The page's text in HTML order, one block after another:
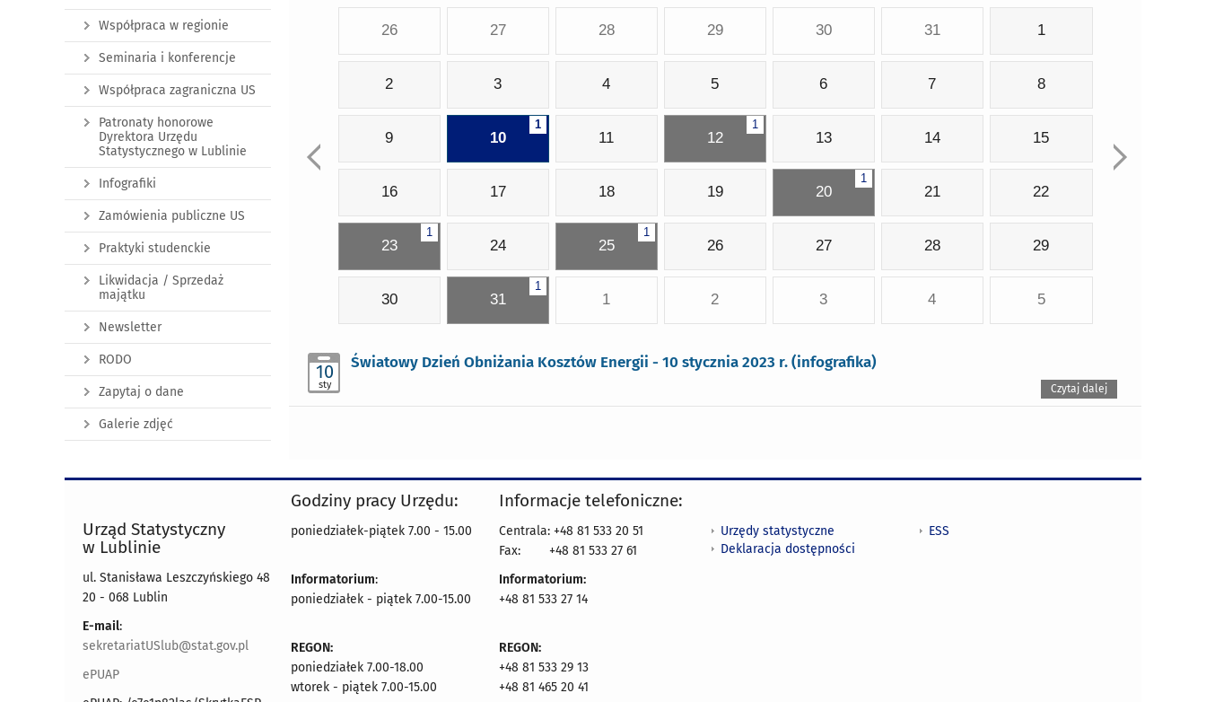
26 27 28 29 30 31 1
2 3 4 5 6 7 8
9
1
10 11
1
12 13 14 15
16 17 18 19
1
20 21 22
1
23 24
1
25 26 27 28 29
30
1
31 1 2 3 4 5
10
sty
Światowy Dzień Obniżania Kosztów Energii - 10 stycznia 2023 r. (infografika)
Czytaj dalej
Współpraca w regionie
Seminaria i konferencje
Współpraca zagraniczna US
Patronaty honorowe
Dyrektora Urzędu
Statystycznego w Lublinie
Infografiki
Zamówienia publiczne US
Praktyki studenckie
Likwidacja / Sprzedaż
majątku
Newsletter
RODO
Zapytaj o dane
Galerie zdjęć
Urząd Statystyczny
w Lublinie
ul. Stanisława Leszczyńskiego 48
20 - 068 Lublin
E-mail:
sekretariatUSlub@stat.gov.pl
ePUAP
Godziny pracy Urzędu:
poniedziałek-piątek 7.00 - 15.00
Informatorium:
poniedziałek - piątek 7.00-15.00
REGON:
poniedziałek 7.00-18.00
wtorek - piątek 7.00-15.00
Informacje telefoniczne:
Centrala: +48 81 533 20 51
Fax:
+48 81 533 27 61
Informatorium:
+48 81 533 27 14
REGON:
+48 81 533 29 13
+48 81 465 20 41
Urzędy statystyczne
Deklaracja dostępności
ESS